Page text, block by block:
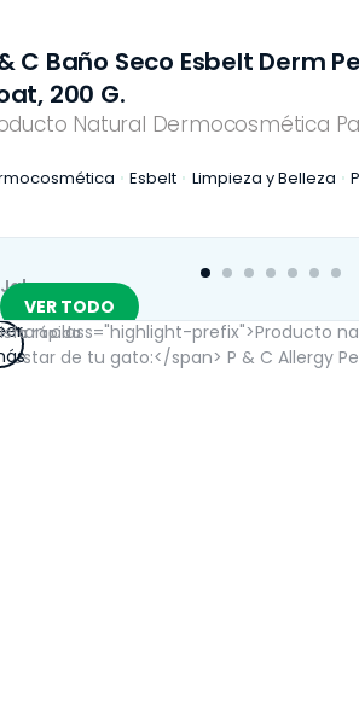
Para Tu Gato:
Derm Pelo Lindo Skin &
Limpieza y Belleza Piel y Pelaje
Jaleas
VER TODO
Vista rápida
Leer
más